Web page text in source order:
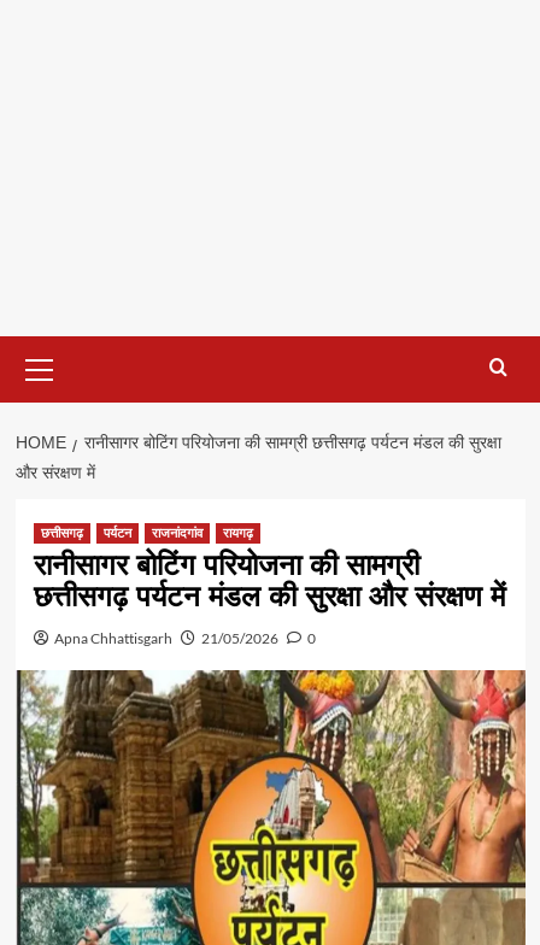
Menu
HOME
रानीसागर बोटिंग परियोजना की सामग्री छत्तीसगढ़ पर्यटन मंडल की सुरक्षा
और संरक्षण में
छत्तीसगढ़ पर्यटन राजनांदगांव रायगढ़
रानीसागर बोटिंग परियोजना की सामग्री
छत्तीसगढ़ पर्यटन मंडल की सुरक्षा और संरक्षण में
Apna Chhattisgarh 21/05/2026 0